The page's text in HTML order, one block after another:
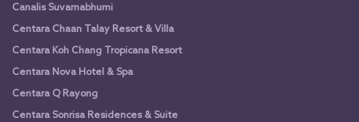
Canalis Suvarnabhumi
Centara Chaan Talay Resort & Villa
Centara Koh Chang Tropicana Resort
Centara Nova Hotel & Spa
Centara Q Rayong
Centara Sonrisa Residences & Suite